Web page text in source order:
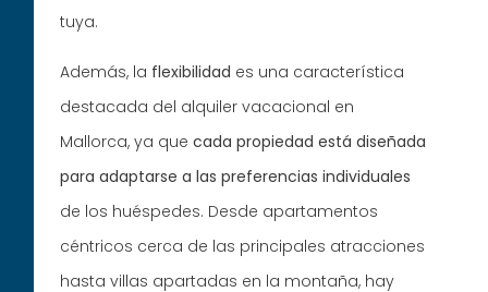
tuya.
Además, la flexibilidad es una característica
destacada del alquiler vacacional en
Mallorca, ya quecada propiedad está diseñada
para adaptarse a las preferencias individuales
de los huéspedes. Desde apartamentos
céntricos cerca de las principales atracciones
hasta villas apartadas en la montaña, hay